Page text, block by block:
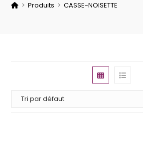
> Produits > CASSE-NOISETTE